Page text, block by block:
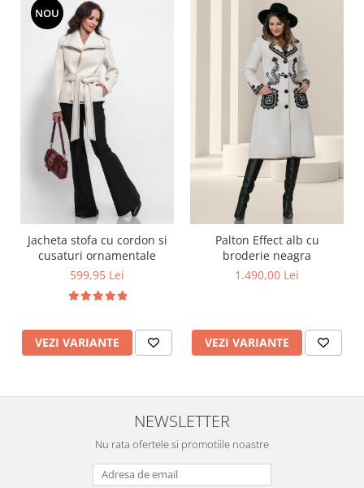
NOU
Jacheta stofa cu cordon si
cusaturi ornamentale
599,95 Lei
VEZI VARIANTE
Palton Effect alb cu
broderie neagra
1.490,00 Lei
VEZI VARIANTE
NEWSLETTER
Nu rata ofertele si promotiile noastre